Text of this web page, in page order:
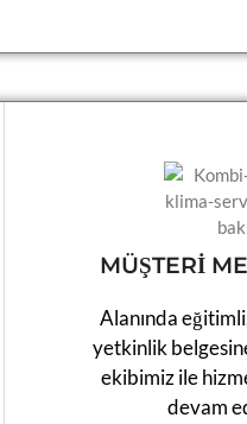
MÜŞTERİ
Alanında
yetkinlik
ekibimiz ile
devam